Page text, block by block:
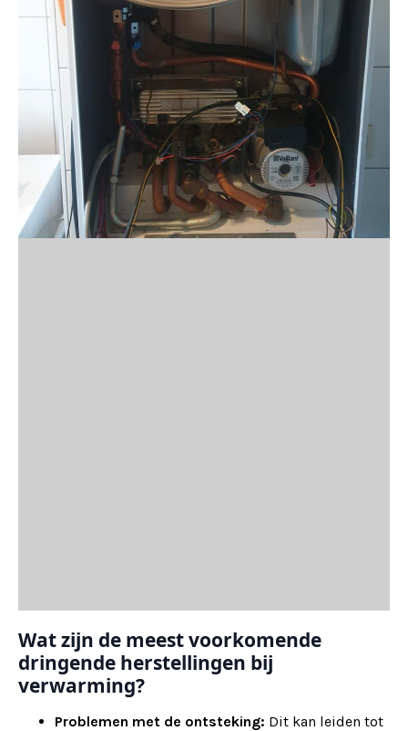
Wat zijn de meest voorkomende
dringende herstellingen bij
verwarming?
Problemen met de ontsteking: Dit kan leiden tot